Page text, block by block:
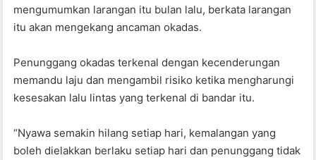
mengumumkan larangan itu bulan lalu, berkata larangan
itu akan mengekang ancaman okadas.
Penunggang okadas terkenal dengan kecenderungan
memandu laju dan mengambil risiko ketika mengharungi
kesesakan lalu lintas yang terkenal di bandar itu.
“Nyawa semakin hilang setiap hari, kemalangan yang
boleh dielakkan berlaku setiap hari dan penunggang tidak